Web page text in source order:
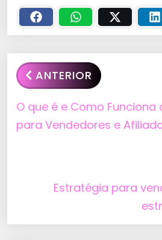
ANTERIOR
O que é e Como Funciona
para Vendedores e
Estratégia para